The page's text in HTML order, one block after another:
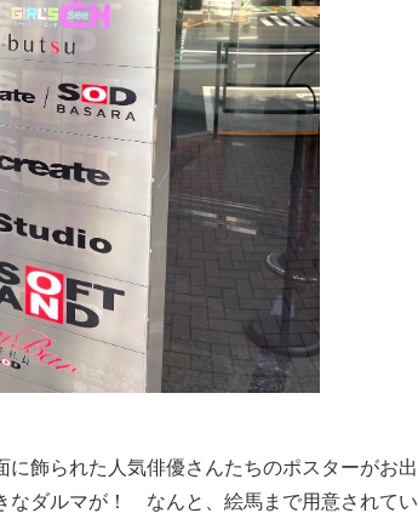
飾られた人気俳優さんたちのポスターがお
なダルマが！ なんと、絵馬まで用意されて